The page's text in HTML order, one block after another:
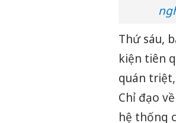
Thứ sáu,
kiện tiên
quán
Chỉ đạo
hệ thống